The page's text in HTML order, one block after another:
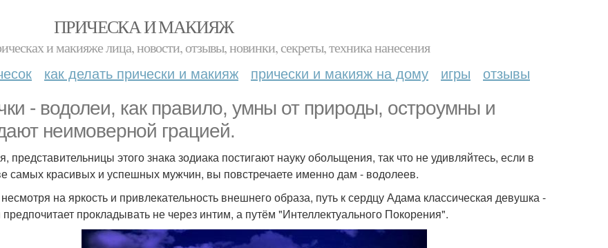
ПРИЧЕСКА И МАКИЯЖ
и макияже лица, новости, отзывы, новинки, секреты, техника нанесения
как делать прически и макияж прически и макияж на дому игры отзывы
- водолеи, как правило, умны от природы, остроумны и
неимоверной грацией.
представительницы этого знака зодиака постигают науку обольщения, так что не удивляйтесь, если в
самых красивых и успешных мужчин, вы повстречаете именно дам - водолеев.
на яркость и привлекательность внешнего образа, путь к сердцу Адама классическая девушка -
прокладывать не через интим, а путём "Интеллектуального Покорения".